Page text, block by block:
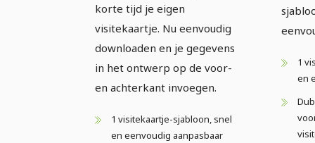
korte tijd je eigen
visitekaartje. Nu eenvoudig
downloaden en je gegevens
in het ontwerp op de voor-
en achterkant invoegen.
1 visitekaartje-sjabloon, snel
en eenvoudig aanpasbaar
1
en